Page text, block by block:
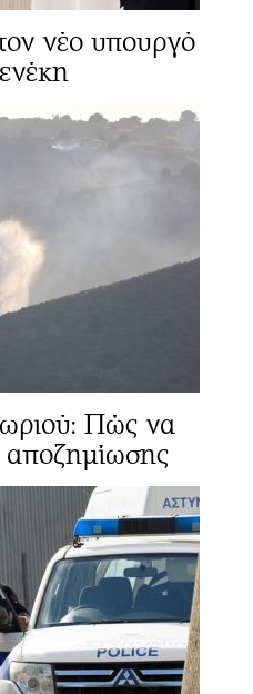
νέο υπουργό
Πώς να
αποζημίωσης